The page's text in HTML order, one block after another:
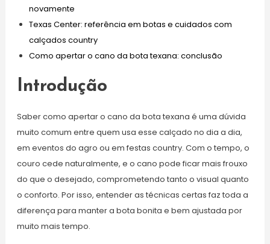
novamente
Texas Center: referência em botas e cuidados com
calçados country
Como apertar o cano da bota texana: conclusão
Introdução
Saber como apertar o cano da bota texana é uma dúvida
muito comum entre quem usa esse calçado no dia a dia,
em eventos do agro ou em festas country. Com o tempo, o
couro cede naturalmente, e o cano pode ficar mais frouxo
do que o desejado, comprometendo tanto o visual quanto
o conforto. Por isso, entender as técnicas certas faz toda a
diferença para manter a bota bonita e bem ajustada por
muito mais tempo.